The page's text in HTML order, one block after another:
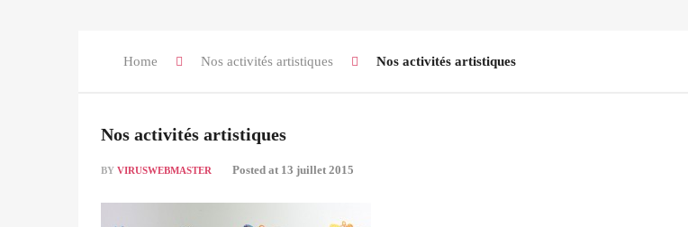
Home Nos activités artistiques Nos activités artistiques
Nos activités artistiques
BY VIRUSWEBMASTER Posted at 13 juillet 2015